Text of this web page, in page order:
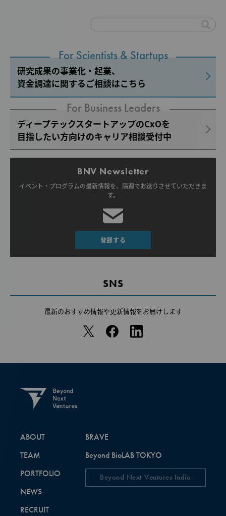
For Scientists & Startups
研究成果の事業化・起業、
資金調達に関するご相談はこちら
For Business Leaders
ディープテックスタートアップのCxOを
目指したい方向けのキャリア相談受付中
BNV Newsletter
イベント・プログラムの最新情報を、 隔週でお送りさせていただきま
す。
登録する
SNS
最新のおすすめ情報や更新情報をお届けします
ABOUT
TEAM
PORTFOLIO
NEWS
RECRUIT
BRAVE
Beyond BioLAB TOKYO
Beyond Next Ventures India